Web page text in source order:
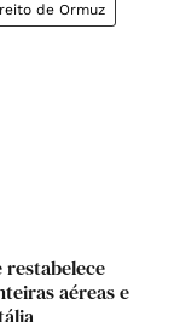
de Ormuz
restabelece
aéreas e